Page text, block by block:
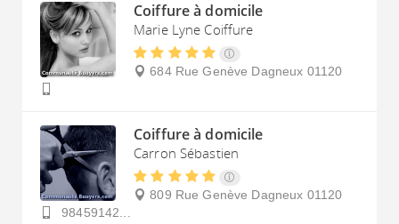
Coiffure à domicile
Marie Lyne Coiffure
684 Rue Genève Dagneux 01120
Coiffure à domicile
Carron Sébastien
809 Rue Genève Dagneux 01120
98459142...